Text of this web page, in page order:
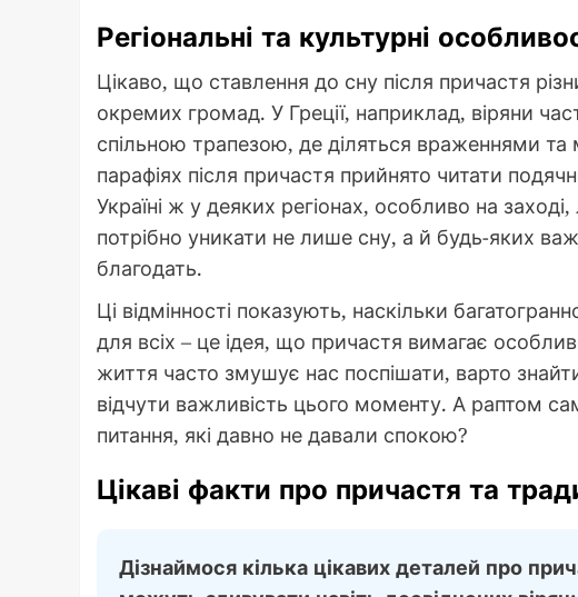
Регіональні та культурні
Цікаво, що ставлення до сну після причастя
окремих громад. У Греції, наприклад, віряни
спільною трапезою, де діляться враженнями та
парафіях після причастя прийнято читати
Україні ж у деяких регіонах, особливо на
потрібно уникати не лише сну, а й будь-яких
благодать.
Ці відмінності показують, наскільки
для всіх – це ідея, що причастя вимагає
життя часто змушує нас поспішати, варто
відчути важливість цього моменту. А раптом
питання, які давно не давали спокою?
Цікаві факти про причастя та
Дізнаймося кілька цікавих деталей про